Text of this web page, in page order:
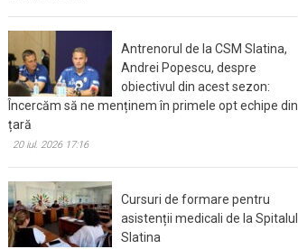
Antrenorul de la CSM Slatina,
Andrei Popescu, despre
obiectivul din acest sezon:
Încercăm să ne menținem în primele opt echipe din
țară
20 iul. 2026 17:16
Cursuri de formare pentru
asistenții medicali de la Spitalul
Slatina